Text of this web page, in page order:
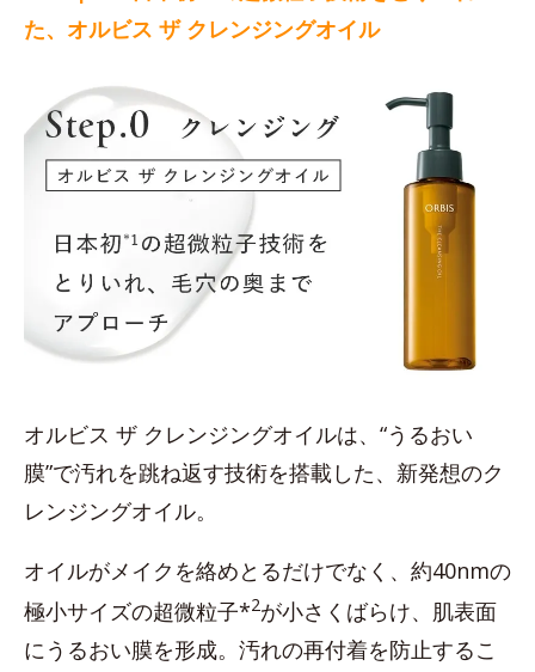
た、オルビス ザ クレンジングオイル
オルビス ザ クレンジングオイルは、“うるおい
膜”で汚れを跳ね返す技術を搭載した、新発想のク
レンジングオイル。
オイルがメイクを絡めとるだけでなく、約40nmの
極小サイズの超微粒子*2が小さくばらけ、肌表面
にうるおい膜を形成。汚れの再付着を防止するこ